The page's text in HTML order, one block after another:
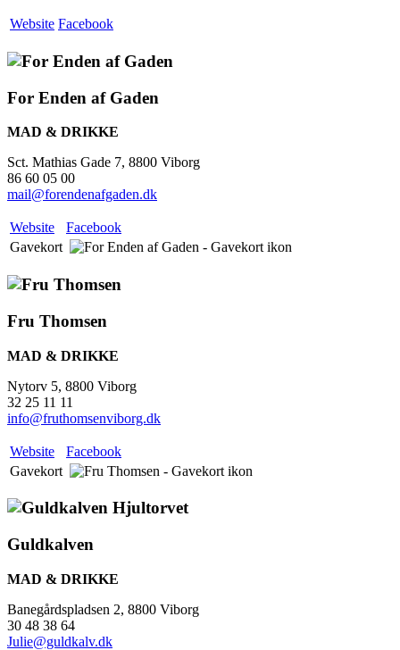
Website Facebook
For Enden af Gaden
MAD & DRIKKE
Sct. Mathias Gade 7, 8800 Viborg
86 60 05 00
mail@forendenafgaden.dk
Website
Facebook
Gavekort
Fru Thomsen
MAD & DRIKKE
Nytorv 5, 8800 Viborg
32 25 11 11
info@fruthomsenviborg.dk
Website
Facebook
Gavekort
Guldkalven
MAD & DRIKKE
Banegårdspladsen 2, 8800 Viborg
30 48 38 64
Julie@guldkalv.dk